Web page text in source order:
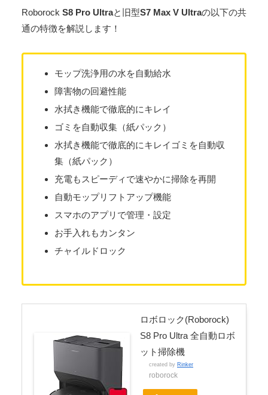
Roborock S8 Pro Ultraと旧型S7 Max V Ultraの以下の共
通の特徴を解説します！
モップ洗浄用の水を自動給水
障害物の回避性能
水拭き機能で徹底的にキレイ
ゴミを自動収集（紙パック）
水拭き機能で徹底的にキレイゴミを自動収
集（紙パック）
充電もスピーディで速やかに掃除を再開
自動モップリフトアップ機能
スマホのアプリで管理・設定
お手入れもカンタン
チャイルドロック
ロボロック(Roborock)
S8 Pro Ultra 全自動ロボ
ット掃除機
created by Rinker
roborock